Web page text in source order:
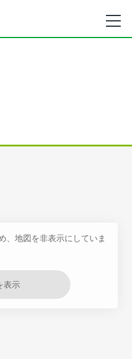
、地図を非表示にしていま
表示